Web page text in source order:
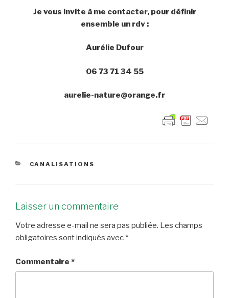
Je vous invite à me contacter, pour définir
ensemble un rdv :
Aurélie Dufour
06 73 71 34 55
aurelie-nature@orange.fr
CATÉGORIES
CANALISATIONS
Laisser un commentaire
Votre adresse e-mail ne sera pas publiée. Les champs
obligatoires sont indiqués avec *
Commentaire *